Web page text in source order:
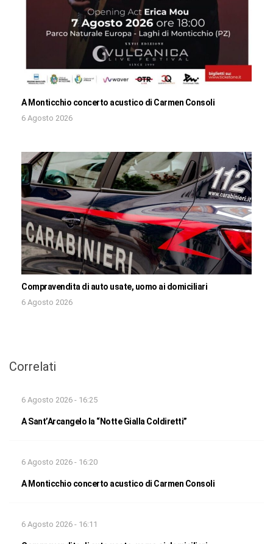
A Monticchio concerto acustico di Carmen Consoli
6 Agosto 2026
Compravendita di auto usate, uomo ai domiciliari
6 Agosto 2026
Correlati
6 Agosto 2026 - 16:25
A Sant’Arcangelo la “Notte Gialla Coldiretti”
6 Agosto 2026 - 16:20
A Monticchio concerto acustico di Carmen Consoli
6 Agosto 2026 - 16:11